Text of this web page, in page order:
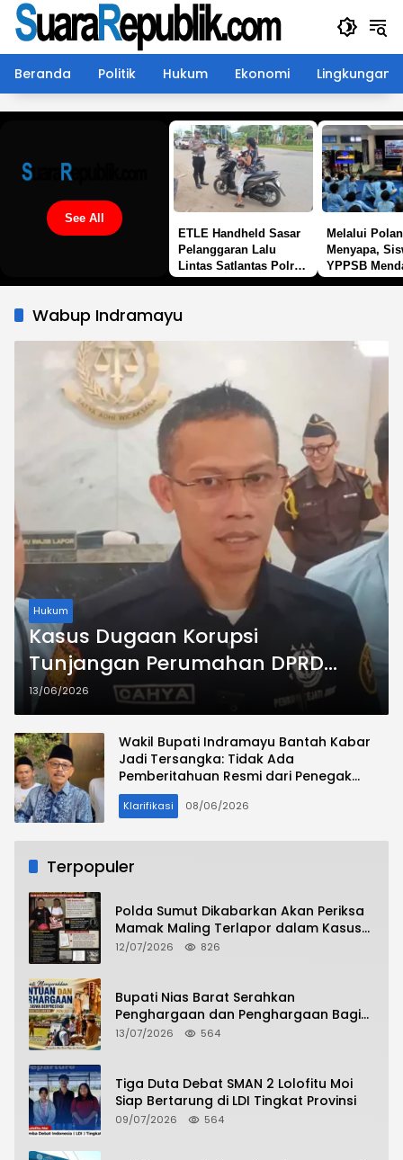
Langsung
konten
Beranda
Politik Hukum Ekonomi Lingkungan
See All
ETLE Handheld Sasar
Pelanggaran Lalu
Lintas Satlantas Polres
Melalui
Menyapa,
YPPSB
Wabup Indramayu
Hukum
Kasus Dugaan Korupsi
Tunjangan Perumahan DPRD
Indramayu: Kejati Jabar Resmi
Tetapkan Tiga Orang Sebagai
Tersangka
13/06/2026
Wakil Bupati Indramayu Bantah Kabar
Jadi Tersangka: Tidak Ada
Pemberitahuan Resmi dari Penegak
Hukum
Klarifikasi 08/06/2026
Terpopuler
Polda Sumut Dikabarkan Akan Periksa
Mamak Maling Terlapor dalam Kasus
Dugaan Penipuan Bermodus Surat
12/07/2026 826
Bupati Nias Barat Serahkan
Penghargaan dan Penghargaan Bagi
Siswa Berprestasi Pada Pembukaan TA
13/07/2026 564
Tiga Duta Debat SMAN 2 Lolofitu Moi
Siap Bertarung di LDI Tingkat Provinsi
09/07/2026 564